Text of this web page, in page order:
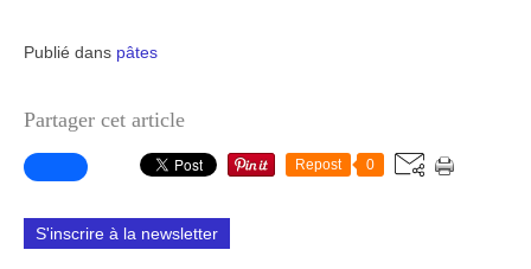
Publié dans pâtes
Partager cet article
Repost 0
S'inscrire à la newsletter